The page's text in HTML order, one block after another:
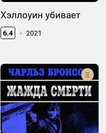
Хэллоуин убивает
6.4 2021